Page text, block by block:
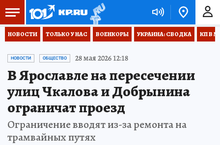
НОВОСТИ ТОЛЬКО У НАС ВОЕНКОРЫ УКРАИНА: СВОДКА КП В
НОВОСТИ ОБЩЕСТВО 28 мая 2026 12:18
В Ярославле на пересечении
улиц Чкалова и Добрынина
ограничат проезд
Ограничение вводят из-за ремонта на
трамвайных путях